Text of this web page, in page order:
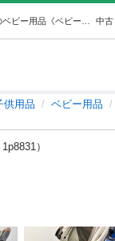
中古
供用品 ベビー用品
）